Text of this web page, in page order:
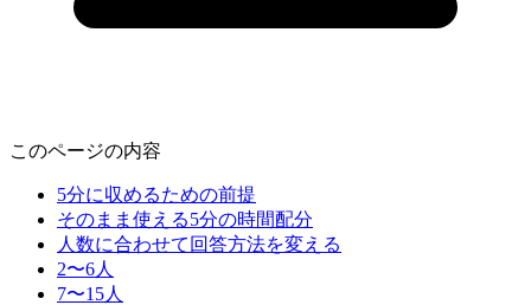
このページの内容
5分に収めるための前提
そのまま使える5分の時間配分
人数に合わせて回答方法を変える
2〜6人
7〜15人